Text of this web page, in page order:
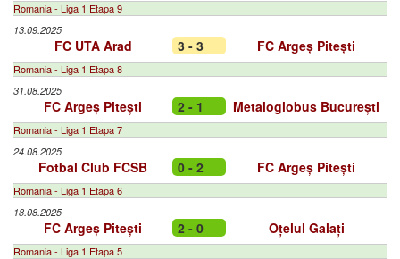
Romania - Liga 1 Etapa 9
13.09.2025
FC UTA Arad 3 - 3 FC Argeș Pitești
Romania - Liga 1 Etapa 8
31.08.2025
FC Argeș Pitești 2 - 1 Metaloglobus București
Romania - Liga 1 Etapa 7
24.08.2025
Fotbal Club FCSB 0 - 2 FC Argeș Pitești
Romania - Liga 1 Etapa 6
18.08.2025
FC Argeș Pitești 2 - 0 Oțelul Galați
Romania - Liga 1 Etapa 5